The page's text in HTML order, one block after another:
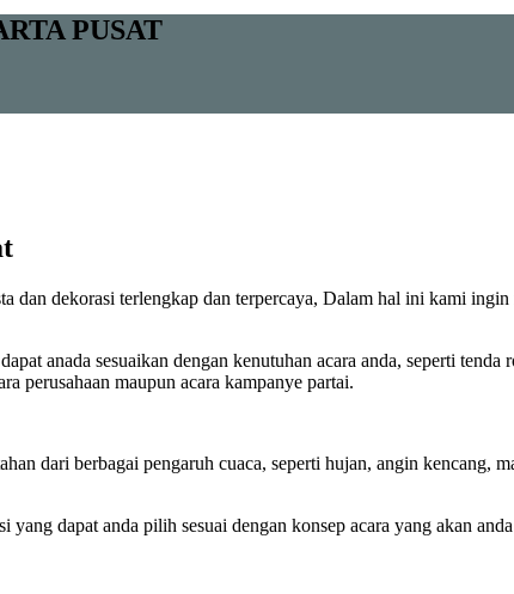
PUSAT
dan dekorasi terlengkap dan terpercaya, Dalam hal ini kami
anada sesuaikan dengan kenutuhan acara anda, seperti
perusahaan maupun acara kampanye partai.
dari berbagai pengaruh cuaca, seperti hujan, angin kencang,
dapat anda pilih sesuai dengan konsep acara yang akan